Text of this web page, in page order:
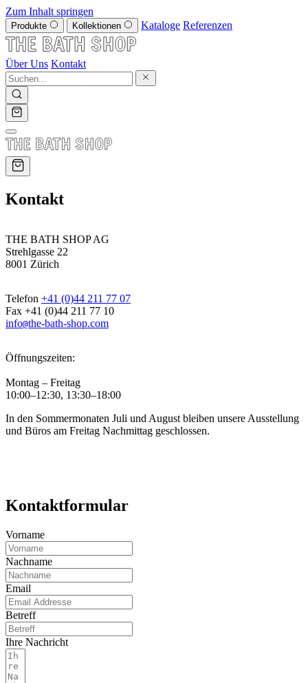
Zum Inhalt springen
Produkte Kollektionen Kataloge Referenzen
Über Uns Kontakt
Kontakt
THE BATH SHOP AG
Strehlgasse 22
8001 Zürich
Telefon +41 (0)44 211 77 07
Fax +41 (0)44 211 77 10
info@the-bath-shop.com
Öffnungszeiten:
Montag – Freitag
10:00–12:30, 13:30–18:00
In den Sommermonaten Juli und August bleiben unsere Ausstellung
und Büros am Freitag Nachmittag geschlossen.
Kontaktformular
Vorname
Nachname
Email
Betreff
Ihre Nachricht